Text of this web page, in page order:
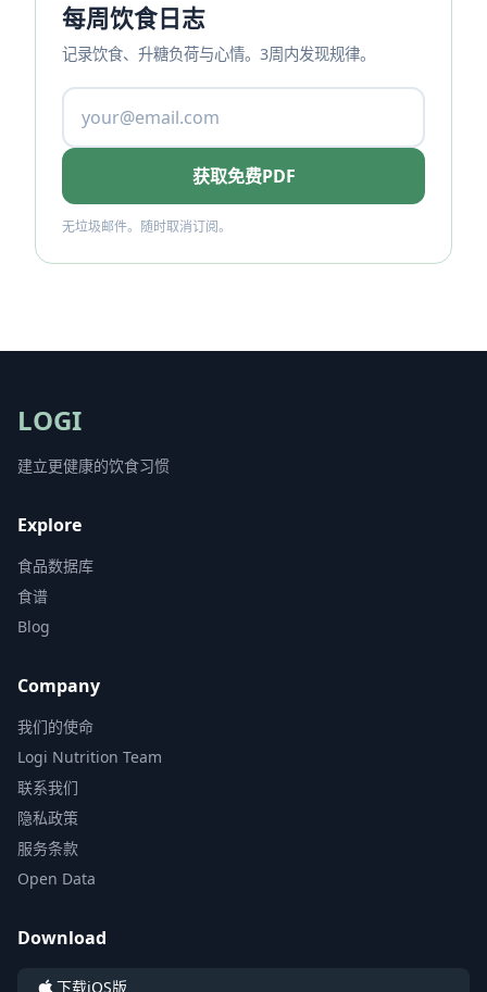
每周饮食日志
记录饮食、升糖负荷与心情。3周内发现规律。
获取免费PDF
无垃圾邮件。随时取消订阅。
LOGI
建立更健康的饮食习惯
Explore
食品数据库
食谱
Blog
Company
我们的使命
Logi Nutrition Team
联系我们
隐私政策
服务条款
Open Data
Download
下载iOS版